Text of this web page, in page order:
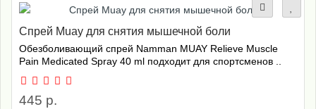
Cпрей Muay для снятия мышечной боли
Обезболивающий спрей Namman MUAY Relieve Muscle
Pain Medicated Spray 40 ml подходит для спортсменов ..
445 р.